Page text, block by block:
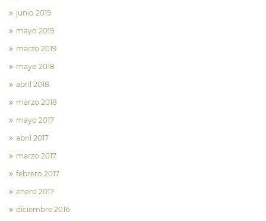
junio 2019
mayo 2019
marzo 2019
mayo 2018
abril 2018
marzo 2018
mayo 2017
abril 2017
marzo 2017
febrero 2017
enero 2017
diciembre 2016